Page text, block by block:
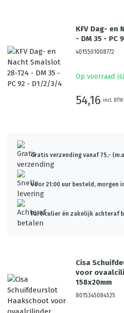
KFV Dag- en
- DM 35 - PC
4015501008772
Op voorraad (6)
54,16 incl. BTW
Gratis verzending vanaf 75,-
Voor 21:00 uur besteld, morgen
Particulier én zakelijk achteraf
Cisa
voor
158x20mm
8015345084525